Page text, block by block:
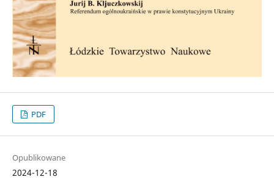
PDF
Opublikowane
2024-12-18